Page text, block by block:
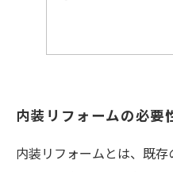
内装リフォームの必要
内装リフォームとは、既